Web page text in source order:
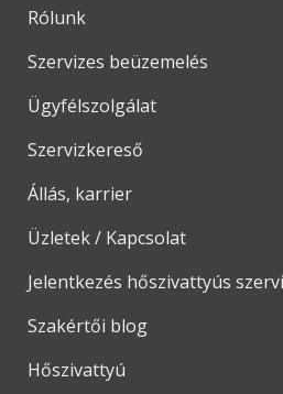
Rólunk
Szervizes beüzemelés
Ügyfélszolgálat
Szervizkereső
Állás, karrier
Üzletek / Kapcsolat
Jelentkezés hőszivattyús
Szakértői blog
Hőszivattyú